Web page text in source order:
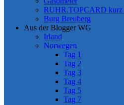
RUHR.TOPCARD kurz
Burg Breuberg
Aus der Blogger WG
Irland
Norwegen
Tag 1
Tag 2
Tag 3
Tag 4
Tag 5
Tag 7